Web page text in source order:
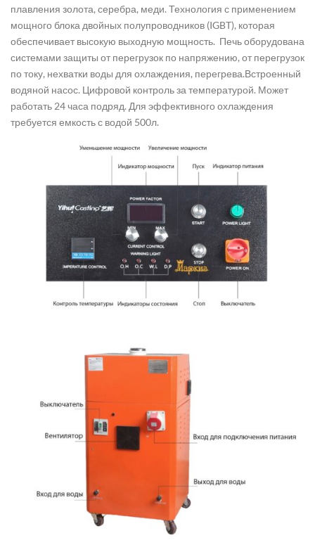
плавления золота, серебра, меди. Технология с применением
мощного блока двойных полупроводников (IGBT), которая
обеспечивает высокую выходную мощность. Печь оборудована
системами защиты от перегрузок по напряжению, от перегрузок
по току, нехватки воды для охлаждения, перегрева.Встроенный
водяной насос. Цифровой контроль за температурой. Может
работать 24 часа подряд. Для эффективного охлаждения
требуется емкость с водой 500л.